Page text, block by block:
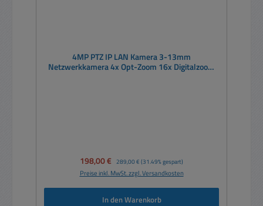
4MP PTZ IP LAN Kamera 3-13mm
Netzwerkkamera 4x Opt-Zoom 16x Digitalzoom
Verkaufspreis:
198,00 € Regulärer Preis:
289,00 € (31.49% gespart)
Preise inkl. MwSt. zzgl. Versandkosten
In den Warenkorb